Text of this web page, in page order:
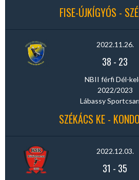
FISE-ÚJKÍGYÓS -
2022.11.26.
38 - 23
NBII férfi Dél-
2022/2023
Lábassy
SZÉKÁCS KE -
2022.12.03.
31 - 35